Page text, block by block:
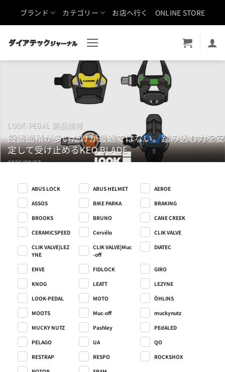
ブランド カテゴリー お店へ行く ONLINE STORE
AEROE
どんなバイクでも冒険仕様に！ニュージーランド発バ
イクラックブランド「aeroe（エアロ）」の魅力
2026/08/07
ABUS LOCK ABUS HELMET
AEROE
ASSOS
BIKE PARKA
BRAKING
BROOKS
BRUNO
CANE CREEK
CERAMICSPEED
Cervélo
CLIK VALVE
CLIK VALVE|LEZ
YNE
CLIK VALVE|Muc
-off
DIATEC
ENVE FIDLOCK
GIRO
KNOG
LEATT
LEZYNE
LOOK-PEDAL
MOTO
ÖHLINS
MOOTS
Muc-off
muckynutz
MUCKY NUTZ
Pashley
PEdALED
PELAGO
UA
QO
RESTRAP
RESPO
ROCKSHOX